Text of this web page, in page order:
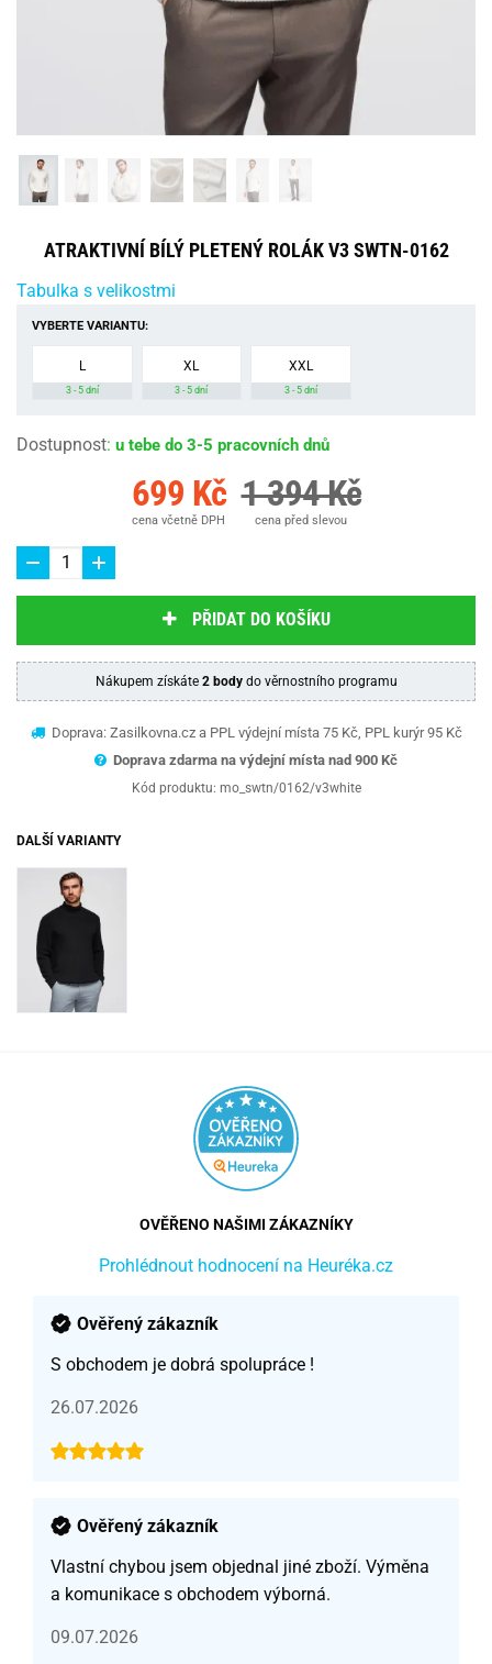
ATRAKTIVNÍ BÍLÝ PLETENÝ ROLÁK V3 SWTN-0162
Tabulka s velikostmi
VYBERTE VARIANTU:
L
3 - 5 dní
XL
3 - 5 dní
XXL
3 - 5 dní
Dostupnost: u tebe do 3-5 pracovních dnů
699 Kč
cena včetně DPH
1 394 Kč
cena před slevou
PŘIDAT DO KOŠÍKU
Nákupem získáte 2 bodydo věrnostního programu
Doprava: Zasilkovna.cz a PPL výdejní místa 75 Kč, PPL kurýr 95 Kč
Doprava zdarma na výdejní místa nad 900 Kč
Kód produktu: mo_swtn/0162/v3white
DALŠÍ VARIANTY
OVĚŘENO NAŠIMI ZÁKAZNÍKY
Prohlédnout hodnocení na Heuréka.cz
Ověřený zákazník
S obchodem je dobrá spolupráce !
26.07.2026
Ověřený zákazník
Vlastní chybou jsem objednal jiné zboží. Výměna
a komunikace s obchodem výborná.
09.07.2026